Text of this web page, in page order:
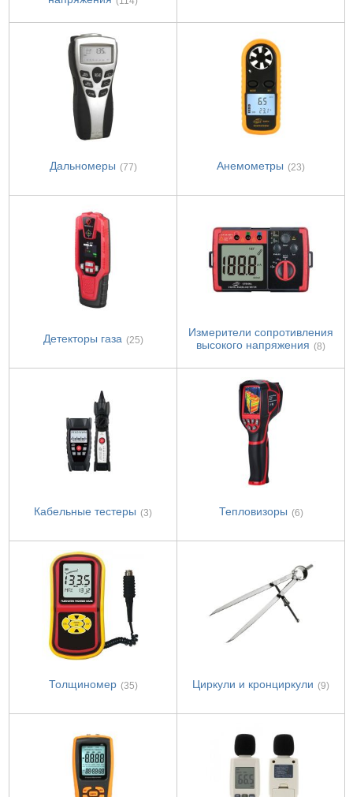
Дальномеры (77) Анемометры (23)
Детекторы газа (25)
Измерители сопротивления
высокого напряжения (8)
Кабельные тестеры (3) Тепловизоры (6)
Толщиномер (35) Циркули и кронциркули (9)